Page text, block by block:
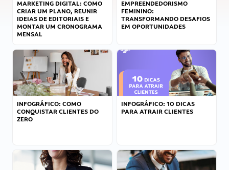
MARKETING DIGITAL: COMO
CRIAR UM PLANO, REUNIR
IDEIAS DE EDITORIAIS E
MONTAR UM CRONOGRAMA
MENSAL
EMPREENDEDORISMO
FEMININO:
TRANSFORMANDO DESAFIOS
EM OPORTUNIDADES
INFOGRÁFICO: COMO
CONQUISTAR CLIENTES DO
ZERO
INFOGRÁFICO: 10 DICAS
PARA ATRAIR CLIENTES